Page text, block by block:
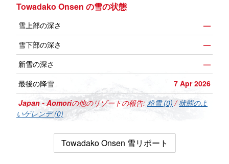
Towadako Onsen の雪の状態
雪上部の深さ
—
雪下部の深さ
—
新雪の深さ
—
最後の降雪
7 Apr 2026
Japan - Aomoriの他のリゾートの報告: 粉雪 (0) /状態のよ
いゲレンデ (0)
Towadako Onsen 雪リポート